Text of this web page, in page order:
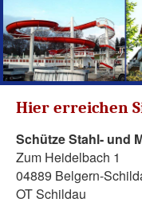
Hier erreichen
Schütze Stahl- und
Zum Heidelbach 1
04889 Belgern-
OT Schildau